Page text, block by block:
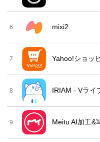
6 mixi2
7 Yahoo!ショッ
8 IRIAM - Vライ
9 Meitu AI加工&